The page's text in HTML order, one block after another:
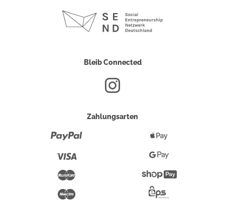
Bleib Connected
Zahlungsarten
Maestro
Pay
Google
Pay